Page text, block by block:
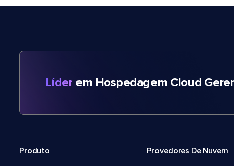
Líder em Hospedagem Cloud
Produto Provedores De Nuvem